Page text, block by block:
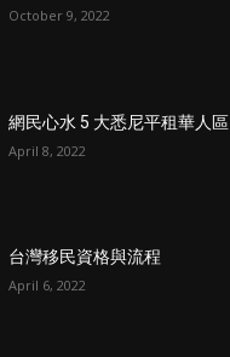
October 9, 2022
網民心水 5 大悉尼平租華人區
April 8, 2022
台灣移民資格與流程
April 6, 2022